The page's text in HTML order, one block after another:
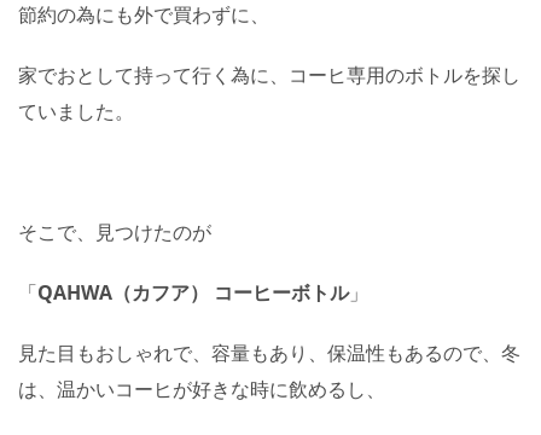
節約の為にも外で買わずに、
家でおとして持って行く為に、コーヒ専用のボトルを探し
ていました。
そこで、見つけたのが
「QAHWA（カフア） コーヒーボトル」
見た目もおしゃれで、容量もあり、保温性もあるので、冬
は、温かいコーヒが好きな時に飲めるし、